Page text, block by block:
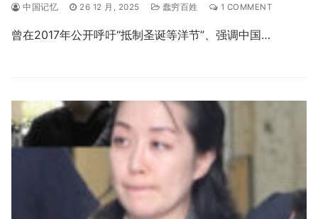
中国记忆 26 12 月, 2025 蠢穷百姓 1 COMMENT
曾在2017年公开呼吁“抵制圣诞等洋节”、强调中国…